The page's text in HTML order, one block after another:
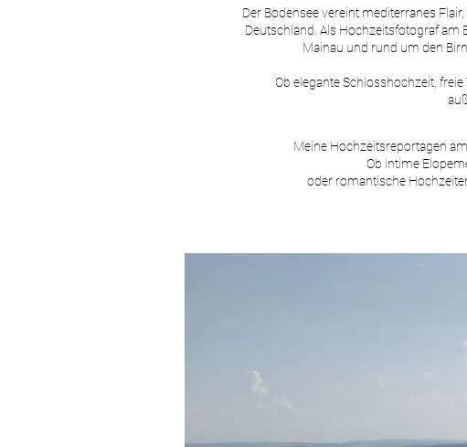
Der Bodensee vereint mediterranes
Deutschland. Als Hochzeitsfotograf am
Mainau und rund um den
Ob elegante Schlosshochzeit,
Meine Hochzeitsreportagen
Ob intime
oder romantische